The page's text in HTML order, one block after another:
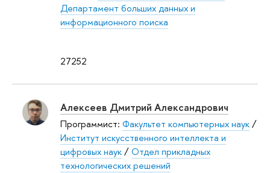
27252
Департамент больших данных и
информационного поиска
Алексеев Дмитрий Александрович
Программист: Факультет компьютерных наук/
Институт искусственного интеллекта и
цифровых наук/Отдел прикладных
технологических решений